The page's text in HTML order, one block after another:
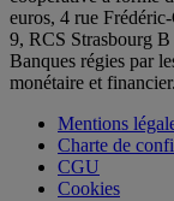
euros, 4 rue
9, RCS Strasbourg
Banques régies par
monétaire et financier.
Mentions
Charte de
CGU
Cookies